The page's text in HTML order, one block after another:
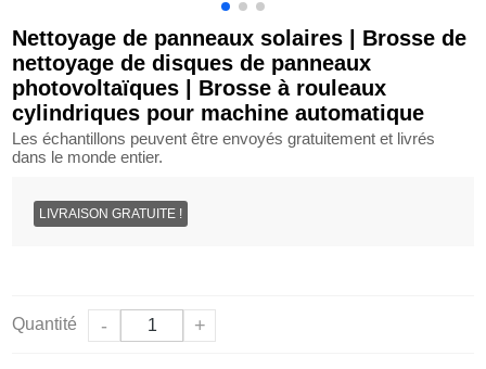
Nettoyage de panneaux solaires | Brosse de
nettoyage de disques de panneaux
photovoltaïques | Brosse à rouleaux
cylindriques pour machine automatique
Les échantillons peuvent être envoyés gratuitement et livrés
dans le monde entier.
LIVRAISON GRATUITE !
Quantité - +